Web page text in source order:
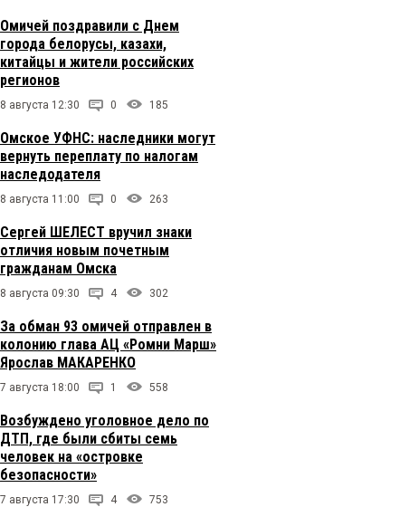
Омичей поздравили с Днем
города белорусы, казахи,
китайцы и жители российских
регионов
8 августа 12:30 0 185
Омское УФНС: наследники могут
вернуть переплату по налогам
наследодателя
8 августа 11:00 0 263
Сергей ШЕЛЕСТ вручил знаки
отличия новым почетным
гражданам Омска
8 августа 09:30 4 302
За обман 93 омичей отправлен в
колонию глава АЦ «Ромни Марш»
Ярослав МАКАРЕНКО
7 августа 18:00 1 558
Возбуждено уголовное дело по
ДТП, где были сбиты семь
человек на «островке
безопасности»
7 августа 17:30 4 753